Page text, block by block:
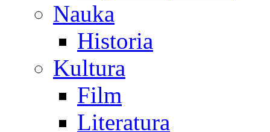
Nauka
Historia
Kultura
Film
Literatura